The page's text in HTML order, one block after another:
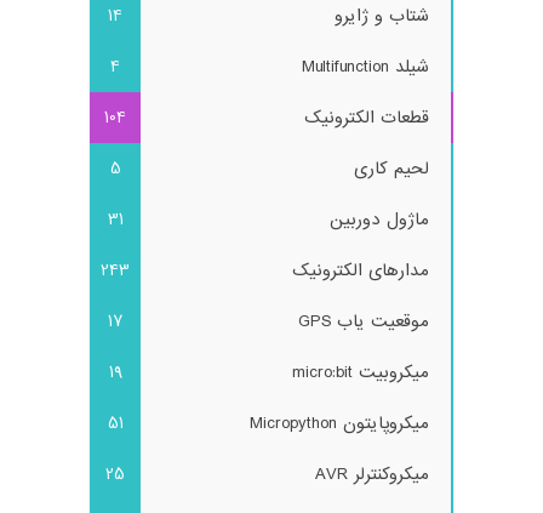
شتاب و ژایرو
14
شیلد Multifunction
4
قطعات الکترونیک
104
لحیم کاری
5
ماژول دوربین
31
مدارهای الکترونیک
243
موقعیت یاب GPS
17
میکروبیت micro:bit
19
میکروپایتون Micropython
51
میکروکنترلر AVR
25